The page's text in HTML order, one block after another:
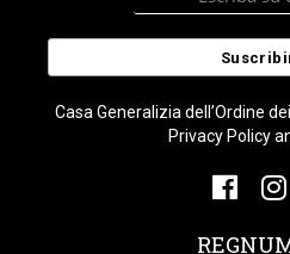
Casa Generalizia dell’Ordine
Privacy Policy